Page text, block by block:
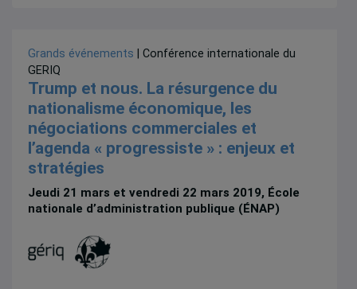
Grands événements | Conférence internationale du
GERIQ
Trump et nous. La résurgence du
nationalisme économique, les
négociations commerciales et
l’agenda « progressiste » : enjeux et
stratégies
Jeudi 21 mars et vendredi 22 mars 2019, École
nationale d’administration publique (ÉNAP)